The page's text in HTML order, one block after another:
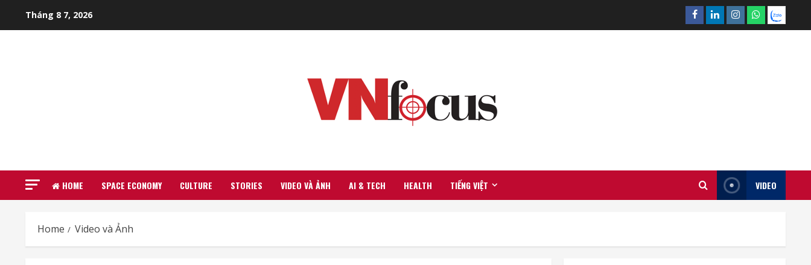
Tháng 8 7, 2026 Facebook
LinkedinInstagram
What’sapp
Zalo
HOME SPACE ECONOMY CULTURE STORIES VIDEO VÀ ẢNH AI & TECH HEALTH TIẾNG VIỆT VIDEO
Home Video và Ảnh